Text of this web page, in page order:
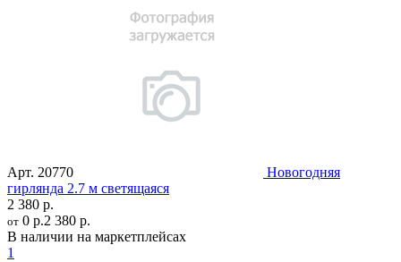
Арт. 20770
Новогодняя
гирлянда 2.7 м светящаяся
2 380 р.
от 0 р.2 380 р.
В наличии на маркетплейсах
1